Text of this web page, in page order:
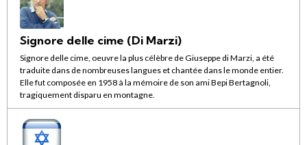
Signore delle cime (Di Marzi)
Signore delle cime, oeuvre la plus célèbre de Giuseppe di Marzi, a été
traduite dans de nombreuses langues et chantée dans le monde entier.
Elle fut composée en 1958 à la mémoire de son ami Bepi Bertagnoli,
tragiquement disparu en montagne.